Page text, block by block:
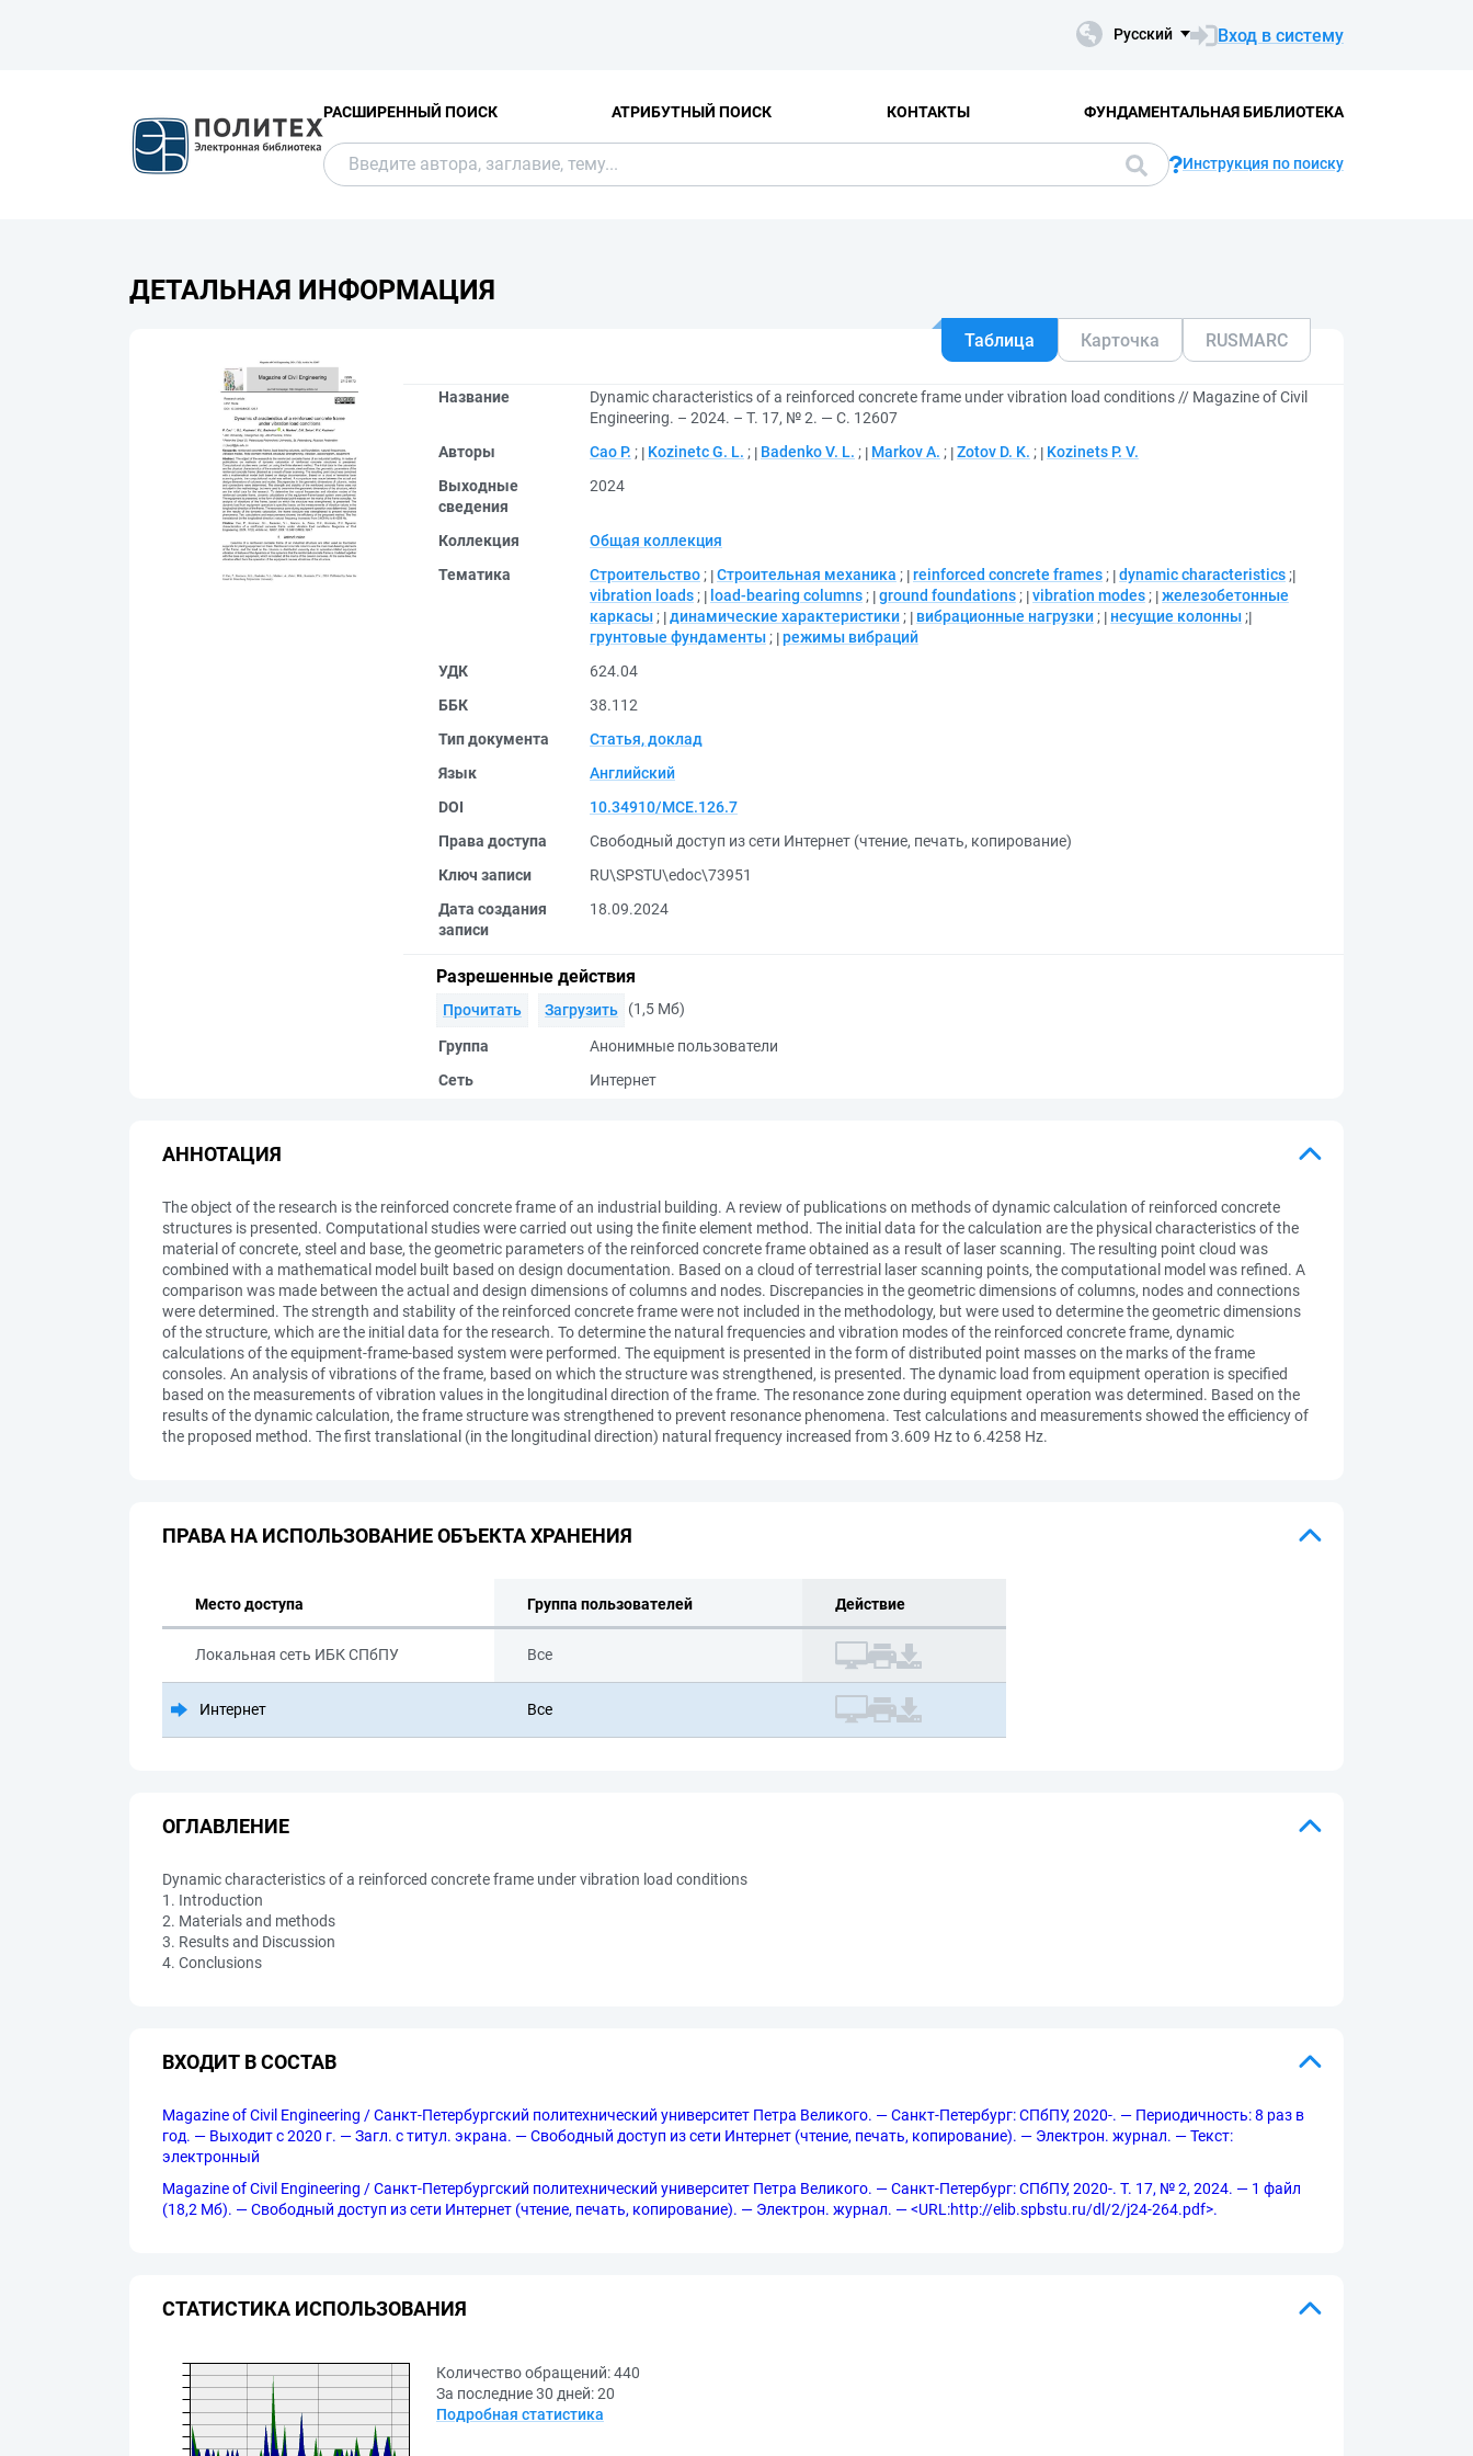
Русский Вход в систему
РАСШИРЕННЫЙ ПОИСК АТРИБУТНЫЙ ПОИСК КОНТАКТЫ ФУНДАМЕНТАЛЬНАЯ БИБЛИОТЕКА
Инструкция по поиску
ДЕТАЛЬНАЯ ИНФОРМАЦИЯ
Таблица Карточка RUSMARC
Название
Dynamic characteristics of a reinforced concrete frame under vibration load conditions // Magazine of Civil
Engineering. – 2024. – Т. 17, № 2. — С. 12607
Авторы
Cao P. ; Kozinetc G. L. ; Badenko V. L. ; Markov A. ; Zotov D. K. ;
Kozinets P. V.
Выходные
сведения
2024
Коллекция
Общая коллекция
Тематика
Строительство ; Строительная механика ; reinforced concrete frames ; dynamic characteristics ;
vibration loads ; load-bearing columns ; ground foundations ; vibration modes ; железобетонные
каркасы ; динамические характеристики ; вибрационные нагрузки ; несущие колонны ;
грунтовые фундаменты ; режимы вибраций
УДК
624.04
ББК
38.112
Тип документа
Статья, доклад
Язык
Английский
DOI
10.34910/MCE.126.7
Права доступа
Свободный доступ из сети Интернет (чтение, печать, копирование)
Ключ записи
RU\SPSTU\edoc\73951
Дата создания
записи
18.09.2024
Разрешенные действия
Прочитать Загрузить (1,5 Мб)
Группа
Анонимные пользователи
Сеть
Интернет
АННОТАЦИЯ
The object of the research is the reinforced concrete frame of an industrial building. A review of publications on methods of dynamic calculation of reinforced concrete
structures is presented. Computational studies were carried out using the finite element method. The initial data for the calculation are the physical characteristics of the
material of concrete, steel and base, the geometric parameters of the reinforced concrete frame obtained as a result of laser scanning. The resulting point cloud was
combined with a mathematical model built based on design documentation. Based on a cloud of terrestrial laser scanning points, the computational model was refined. A
comparison was made between the actual and design dimensions of columns and nodes. Discrepancies in the geometric dimensions of columns, nodes and connections
were determined. The strength and stability of the reinforced concrete frame were not included in the methodology, but were used to determine the geometric dimensions
of the structure, which are the initial data for the research. To determine the natural frequencies and vibration modes of the reinforced concrete frame, dynamic
calculations of the equipment-frame-based system were performed. The equipment is presented in the form of distributed point masses on the marks of the frame
consoles. An analysis of vibrations of the frame, based on which the structure was strengthened, is presented. The dynamic load from equipment operation is specified
based on the measurements of vibration values in the longitudinal direction of the frame. The resonance zone during equipment operation was determined. Based on the
results of the dynamic calculation, the frame structure was strengthened to prevent resonance phenomena. Test calculations and measurements showed the efficiency of
the proposed method. The first translational (in the longitudinal direction) natural frequency increased from 3.609 Hz to 6.4258 Hz.
ПРАВА НА ИСПОЛЬЗОВАНИЕ ОБЪЕКТА ХРАНЕНИЯ
Место доступа Группа пользователей Действие
Локальная сеть ИБК СПбПУ Все
Интернет Все
ОГЛАВЛЕНИЕ
Dynamic characteristics of a reinforced concrete frame under vibration load conditions
1. Introduction
2. Materials and methods
3. Results and Discussion
4. Conclusions
ВХОДИТ В СОСТАВ
Magazine of Civil Engineering / Санкт-Петербургский политехнический университет Петра Великого. — Санкт-Петербург: СПбПУ, 2020-. — Периодичность: 8 раз в
год. — Выходит с 2020 г. — Загл. с титул. экрана. — Свободный доступ из сети Интернет (чтение, печать, копирование). — Электрон. журнал. — Текст:
электронный
Magazine of Civil Engineering / Санкт-Петербургский политехнический университет Петра Великого. — Санкт-Петербург: СПбПУ, 2020-. Т. 17, № 2, 2024. — 1 файл
(18,2 Мб). — Свободный доступ из сети Интернет (чтение, печать, копирование). — Электрон. журнал. — <URL:http://elib.spbstu.ru/dl/2/j24-264.pdf>.
СТАТИСТИКА ИСПОЛЬЗОВАНИЯ
Количество обращений:440
За последние 30 дней:20
Подробная статистика